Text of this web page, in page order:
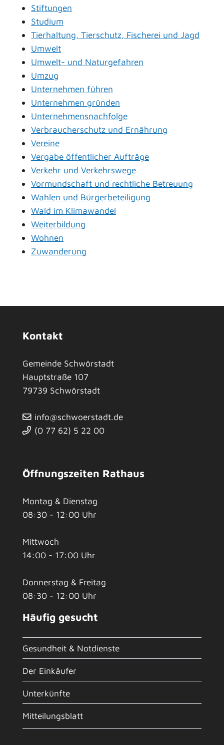
Stiftungen
Studium
Tierhaltung, Tierschutz, Fischerei und Jagd
Umwelt
Umwelt- und Naturgefahren
Umzug
Unternehmen führen
Unternehmen gründen
Unternehmensnachfolge
Verbraucherschutz und Ernährung
Vereine
Vergabe öffentlicher Aufträge
Verkehr und Verkehrswege
Vormundschaft und rechtliche Betreuung
Wahlen und Bürgerbeteiligung
Wald im Klimawandel
Weiterbildung
Wohnen
Zuwanderung
Kontakt
Gemeinde Schwörstadt
Hauptstraße 107
79739 Schwörstadt
info@schwoerstadt.de
(0 77 62) 5 22 00
Öffnungszeiten Rathaus
Montag & Dienstag
08:30 - 12:00 Uhr
Mittwoch
14:00 - 17:00 Uhr
Donnerstag & Freitag
08:30 - 12:00 Uhr
Häufig gesucht
Gesundheit & Notdienste
Der Einkäufer
Unterkünfte
Mitteilungsblatt